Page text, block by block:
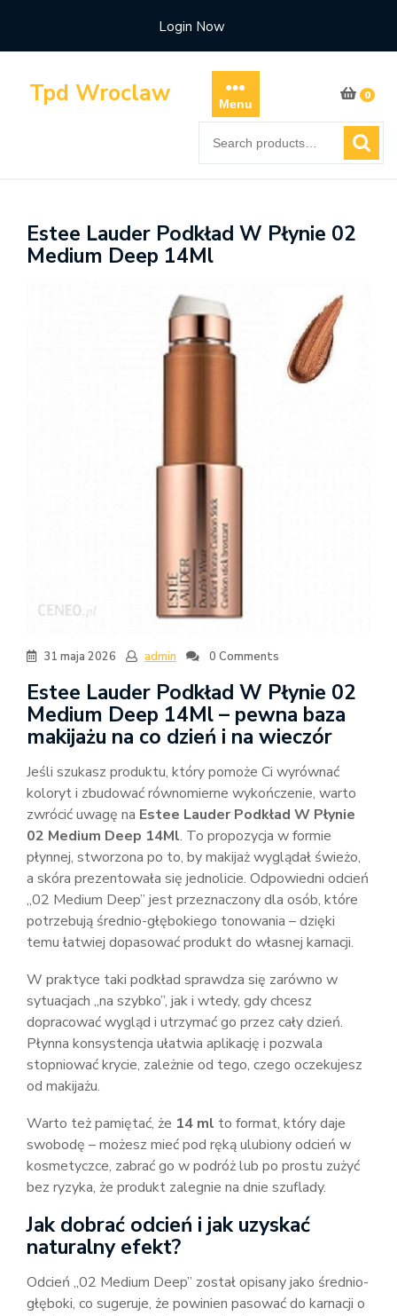
content
Login Now
Tpd Wroclaw Menu
0
for:
Estee Lauder Podkład W Płynie 02
Medium Deep 14Ml
31 maja 2026 admin 0 Comments
Estee Lauder Podkład W Płynie 02
Medium Deep 14Ml – pewna baza
makijażu na co dzień i na wieczór
Jeśli szukasz produktu, który pomoże Ci wyrównać
koloryt i zbudować równomierne wykończenie, warto
zwrócić uwagę na Estee Lauder Podkład W Płynie
02 Medium Deep 14Ml. To propozycja w formie
płynnej, stworzona po to, by makijaż wyglądał świeżo,
a skóra prezentowała się jednolicie. Odpowiedni odcień
„02 Medium Deep” jest przeznaczony dla osób, które
potrzebują średnio-głębokiego tonowania – dzięki
temu łatwiej dopasować produkt do własnej karnacji.
W praktyce taki podkład sprawdza się zarówno w
sytuacjach „na szybko”, jak i wtedy, gdy chcesz
dopracować wygląd i utrzymać go przez cały dzień.
Płynna konsystencja ułatwia aplikację i pozwala
stopniować krycie, zależnie od tego, czego oczekujesz
od makijażu.
Warto też pamiętać, że 14 ml to format, który daje
swobodę – możesz mieć pod ręką ulubiony odcień w
kosmetyczce, zabrać go w podróż lub po prostu zużyć
bez ryzyka, że produkt zalegnie na dnie szuflady.
Jak dobrać odcień i jak uzyskać
naturalny efekt?
Odcień „02 Medium Deep” został opisany jako średnio-
głęboki, co sugeruje, że powinien pasować do karnacji o